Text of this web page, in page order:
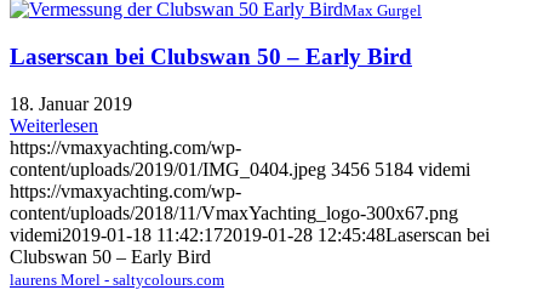
Max Gurgel
Laserscan bei Clubswan 50 – Early Bird
18. Januar 2019
Weiterlesen
https://vmaxyachting.com/wp-
content/uploads/2019/01/IMG_0404.jpeg 3456 5184 videmi
https://vmaxyachting.com/wp-
content/uploads/2018/11/VmaxYachting_logo-300x67.png
videmi2019-01-18 11:42:172019-01-28 12:45:48Laserscan bei
Clubswan 50 – Early Bird
laurens Morel - saltycolours.com